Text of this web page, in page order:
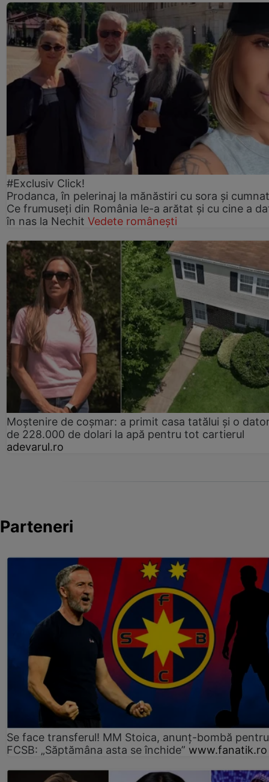
#Exclusiv Click!
Prodanca, în pelerinaj la mănăstiri cu sora și
Ce frumuseți din România le-a arătat și cu cine a
în nas la Nechit Vedete românești
Moștenire de coșmar: a primit casa tatălui și o
de 228.000 de dolari la apă pentru tot cartierul
adevarul.ro
Parteneri
Se face transferul! MM Stoica, anunț-bombă
FCSB: „Săptămâna asta se închide” www.fanatik.ro